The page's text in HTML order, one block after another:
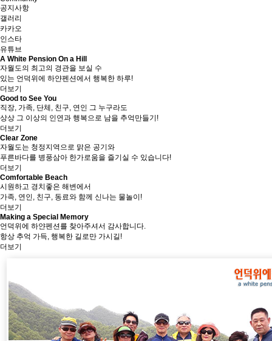
공지사항
갤러리
카카오
인스타
유튜브
A White Pension On a Hill
자월도의 최고의 경관을 보실 수
있는 언덕위에 하얀펜션에서 행복한 하루!
더보기
Good to See You
직장, 가족, 단체, 친구, 연인 그 누구라도
상상 그 이상의 인연과 행복으로 남을 추억만들기!
더보기
Clear Zone
자월도는 청정지역으로 맑은 공기와
푸른바다를 병풍삼아 한가로움을 즐기실 수 있습니다!
더보기
Comfortable Beach
시원하고 경치좋은 해변에서
가족, 연인, 친구, 동료와 함께 신나는 물놀이!
더보기
Making a Special Memory
언덕위에 하얀펜션를 찾아주셔서 감사합니다.
항상 추억 가득, 행복한 길로만 가시길!
더보기